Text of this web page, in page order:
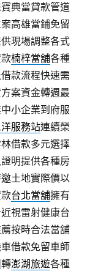
典當貸款管道
高雄當鋪免留
現場調整各式
楠梓當舖各種
款流程快速需
案資金轉週最
小企業到府服
服務站連續榮
借款多元選擇
明提供各種房
土地實際價以
台北當舖擁有
視雷射健康台
按時合法當舖
借款免留車師
澎湖旅遊各種